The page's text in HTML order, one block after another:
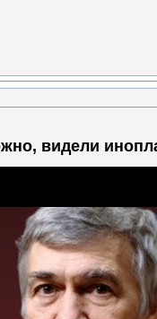
видели